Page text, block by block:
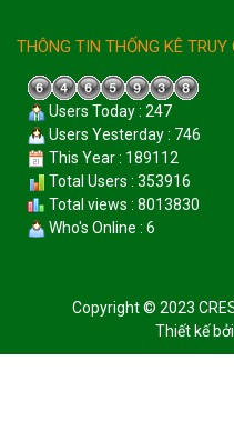
THÔNG TIN THỐNG KÊ TRUY
Users Today : 247
Users Yesterday : 746
This Year : 189112
Total Users : 353916
Total views : 8013830
Who's Online : 6
Copyright © 2023
Thiết kế bởi